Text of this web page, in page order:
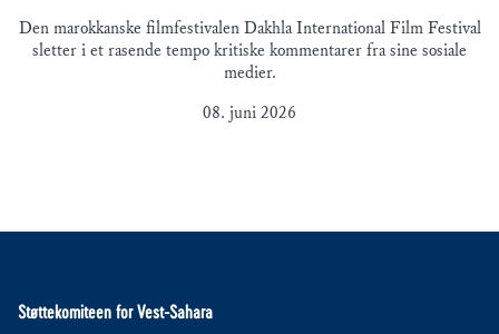
Den marokkanske filmfestivalen Dakhla International Film Festival
sletter i et rasende tempo kritiske kommentarer fra sine sosiale
medier.
08. juni 2026
Støttekomiteen for Vest-Sahara